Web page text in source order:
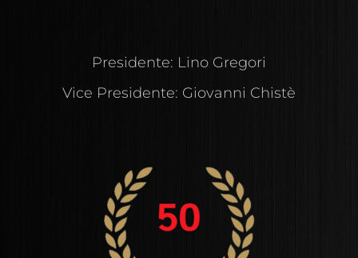
Presidente: Lino Gregori
Vice Presidente: Giovanni Chistè